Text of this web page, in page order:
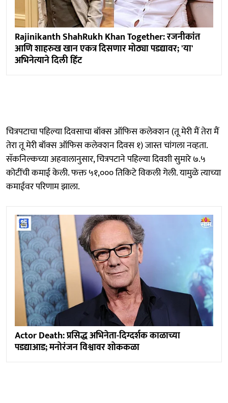
Rajinikanth ShahRukh Khan Together: रजनीकांत
आणि शाहरुख खान एकत्र दिसणार मोठ्या पडद्यावर; 'या'
अभिनेत्याने दिली हिंट
चित्रपटाचा पहिल्या दिवसाचा बॉक्स ऑफिस कलेक्शन (तू मेरी मैं तेरा मैं
तेरा तू मेरी बॉक्स ऑफिस कलेक्शन दिवस १) जास्त चांगला नव्हता.
सॅकनिल्कच्या अहवालानुसार, चित्रपटाने पहिल्या दिवशी सुमारे ७.५
कोटींची कमाई केली. फक्त ५१,००० तिकिटे विकली गेली. यामुळे त्याच्या
कमाईवर परिणाम झाला.
Actor Death: प्रसिद्ध अभिनेता-दिग्दर्शक काळाच्या
पडद्याआड; मनोरंजन विश्वावर शोककळा